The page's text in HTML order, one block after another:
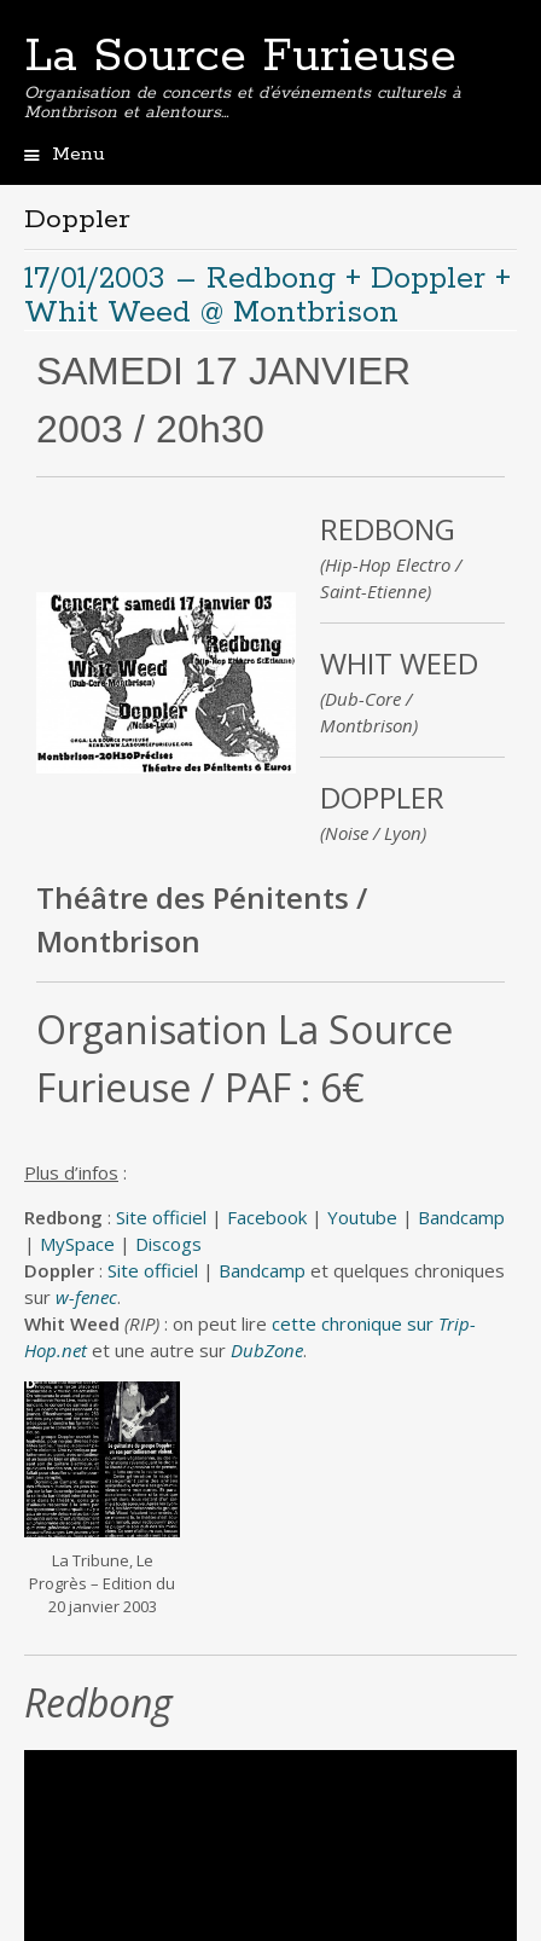
La Source Furieuse
Organisation de concerts et d’événements culturels à
Montbrison et alentours…
Menu
contenu
principal
Doppler
17/01/2003 – Redbong + Doppler +
Whit Weed @ Montbrison
SAMEDI 17 JANVIER
2003 / 20h30
REDBONG
(Hip-Hop Electro /
Saint-Etienne)
WHIT WEED
(Dub-Core /
Montbrison)
DOPPLER
(Noise / Lyon)
Théâtre des Pénitents /
Montbrison
Organisation La Source
Furieuse / PAF : 6€
Plus d’infos :
Redbong : Site officiel | Facebook | Youtube | Bandcamp
| MySpace | Discogs
Doppler : Site officiel | Bandcamp et quelques chroniques
sur w-fenec.
Whit Weed (RIP) : on peut lire cette chronique sur Trip-
Hop.netet une autre sur DubZone.
La Tribune, Le
Progrès – Edition du
20 janvier 2003
Redbong